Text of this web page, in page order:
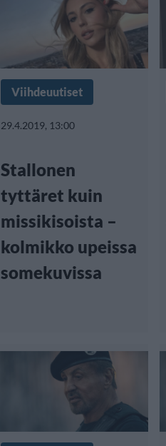
Viihdeuutiset
29.4.2019, 13:00
Stallonen
tyttäret kuin
missikisoista –
kolmikko upeissa
somekuvissa